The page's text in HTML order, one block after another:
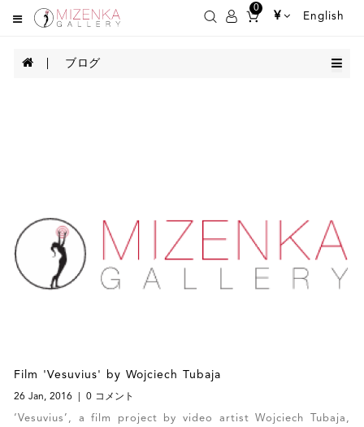
0
¥ English
ブログ
Film 'Vesuvius' by Wojciech Tubaja
26 Jan, 2016 0 コメント
‘Vesuvius’, a film project by video artist Wojciech Tubaja,